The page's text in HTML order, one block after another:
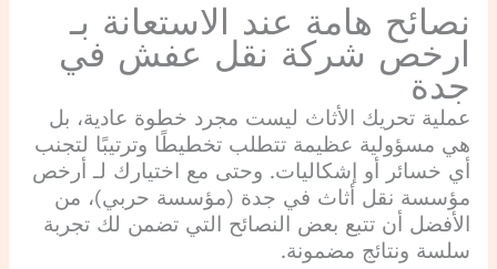
نصائح هامة عند الاستعانة بـ
ارخص شركة نقل عفش في
جدة
عملية تحريك الأثاث ليست مجرد خطوة عادية، بل
هي مسؤولية عظيمة تتطلب تخطيطًا وترتيبًا لتجنب
أي خسائر أو إشكاليات. وحتى مع اختيارك لـ أرخص
مؤسسة نقل أثاث في جدة (مؤسسة حربي)، من
الأفضل أن تتبع بعض النصائح التي تضمن لك تجربة
سلسة ونتائج مضمونة.